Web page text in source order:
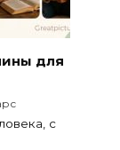
для
с